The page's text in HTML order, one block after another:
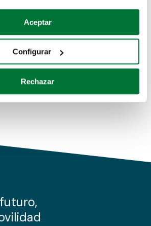
quisiéramos:
sobre su ubicación geográfica
analizándolo activamente
específicas (huellas
sobre cómo se procesan sus
uso que haga del sitio web con
redes sociales, publicidad y análisis
Aceptar
Configurar
Rechazar
mano